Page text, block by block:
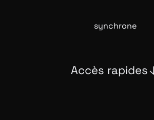
synchrone
Accès rapides